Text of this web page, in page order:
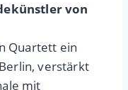
von
Quartett ein
verstärkt
mit